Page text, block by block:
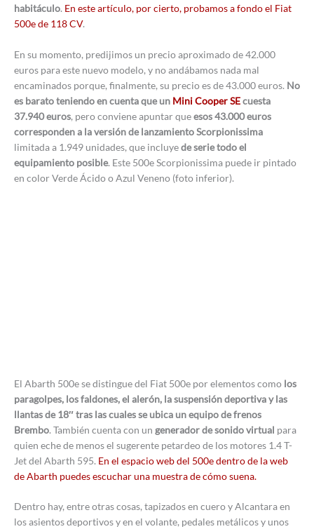
habitáculo. En este artículo, por cierto, probamos a fondo el Fiat
500e de 118 CV.
En su momento, predijimos un precio aproximado de 42.000
euros para este nuevo modelo, y no andábamos nada mal
encaminados porque, finalmente, su precio es de 43.000 euros. No
es barato teniendo en cuenta que un Mini Cooper SEcuesta
37.940 euros, pero conviene apuntar queesos 43.000 euros
corresponden a la versión de lanzamiento Scorpionissima
limitada a 1.949 unidades, que incluyede serie todo el
equipamiento posible. Este 500e Scorpionissima puede ir pintado
en color Verde Ácido o Azul Veneno (foto inferior).
El Abarth 500e se distingue del Fiat 500e por elementos como los
paragolpes, los faldones, el alerón, la suspensión deportiva y las
llantas de 18″ tras las cuales se ubica un equipo de frenos
Brembo. También cuenta con un generador de sonido virtual para
quien eche de menos el sugerente petardeo de los motores 1.4 T-
Jet del Abarth 595. En el espacio web del 500e dentro de la web
de Abarth puedes escuchar una muestra de cómo suena.
Dentro hay, entre otras cosas, tapizados en cuero y Alcantara en
los asientos deportivos y en el volante, pedales metálicos y unos